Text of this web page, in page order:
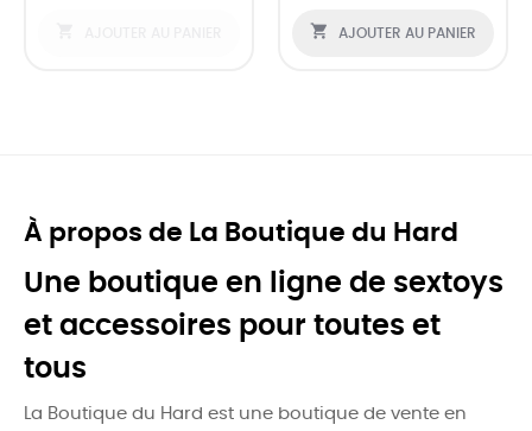
 AJOUTER AU PANIER
À propos de La Boutique du Hard
Une boutique en ligne de sextoys
et accessoires pour toutes et
tous
La Boutique du Hard est une boutique de vente en